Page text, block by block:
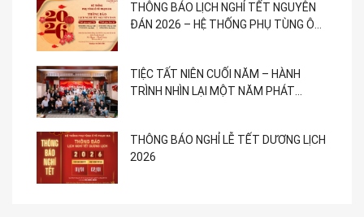
THÔNG BÁO LỊCH NGHỈ TẾT NGUYÊN
ĐÁN 2026 – HỆ THỐNG PHỤ TÙNG Ô
TIỆC TẤT NIÊN CUỐI NĂM – HÀNH
TRÌNH NHÌN LẠI MỘT NĂM PHÁT
THÔNG BÁO NGHỈ LỄ TẾT DƯƠNG LỊCH
2026